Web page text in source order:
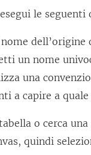
le seguenti
un nome
una
a capire a
o cerca
quindi